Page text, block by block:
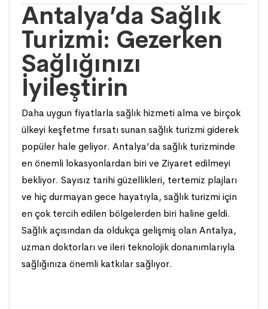
Antalya’da Sağlık
Turizmi: Gezerken
Sağlığınızı
İyileştirin
Daha uygun fiyatlarla sağlık hizmeti alma ve birçok
ülkeyi keşfetme fırsatı sunan sağlık turizmi giderek
popüler hale geliyor. Antalya’da sağlık turizminde
en önemli lokasyonlardan biri ve Ziyaret edilmeyi
bekliyor. Sayısız tarihi güzellikleri, tertemiz plajları
ve hiç durmayan gece hayatıyla, sağlık turizmi için
en çok tercih edilen bölgelerden biri haline geldi.
Sağlık açısından da oldukça gelişmiş olan Antalya,
uzman doktorları ve ileri teknolojik donanımlarıyla
sağlığınıza önemli katkılar sağlıyor.